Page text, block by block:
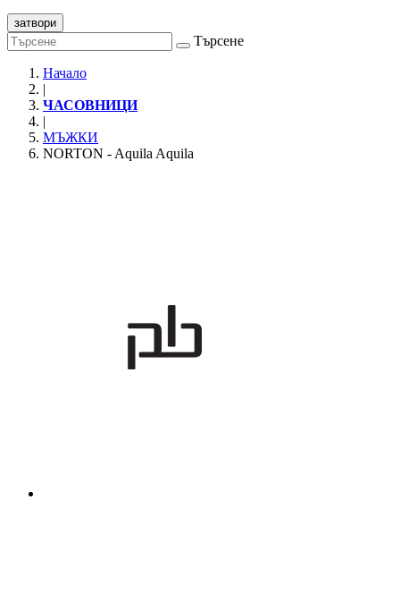
затвори
Търсене
Начало
|
ЧАСОВНИЦИ
|
МЪЖКИ
NORTON - Aquila Aquila